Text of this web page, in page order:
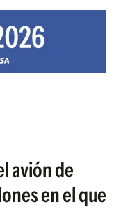
avión de
en el que